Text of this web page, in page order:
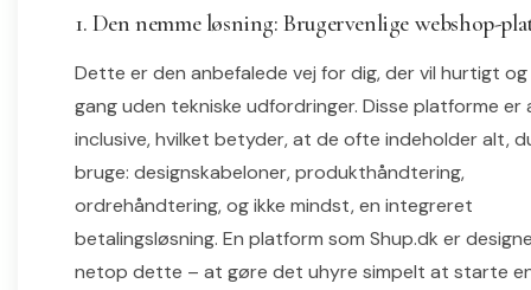
1. Den nemme løsning: Brugervenlige webshop-
Dette er den anbefalede vej for dig, der vil hurtigt
gang uden tekniske udfordringer. Disse platforme er
inclusive, hvilket betyder, at de ofte indeholder alt,
bruge: designskabeloner, produkthåndtering,
ordrehåndtering, og ikke mindst, en integreret
betalingsløsning. En platform som Shup.dk er
netop dette – at gøre det uhyre simpelt at starte